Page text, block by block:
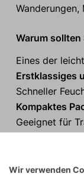
Warum sollten
Eines der
Erstklassiges
Schneller
Kompaktes
Geeignet für
Bis zum
Wir verwenden